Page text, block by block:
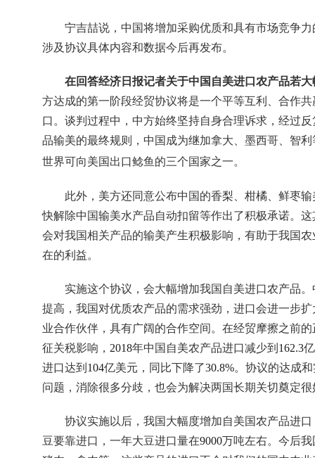
宁吉喆说，中国将增加采购优质和具有市场竞争
涉及协议具体内容和数据今后再发布。
在回答经济日报记者关于中国自美进口农产品若
方达成的第一阶段经贸协议将是一个平等互利、合作
口。谈判过程中，中方始终坚持自身合理诉求，经过
品输美的最终规则，中国成为继加拿大、墨西哥、智
世界可向美国出口鲶鱼的三个国家之一。
此外，美方还同意公布中国的香梨、柑橘、鲜枣
快解除中国输美水产品自动扣留等作出了积极承诺。
会对我国相关产品的输美产生积极影响，有助于我国
在的利益。
实施这个协议，会大幅增加我国自美进口农产品
提高，我国对优质农产品的需求强劲，进口会进一步
业合作伙伴，具有广阔的合作空间。在经贸摩擦之前
征关税影响， 2018年中国自美农产品进口减少到 162.3
进口达到 104亿美元，同比下降了30.8%。协议的达成
问题，消除很多分歧，也会为解决两国长期关切奠定
协议实施以后，我国大幅度增加自美国农产品进
豆要靠进口，一年大豆进口量在9000万吨左右。今后